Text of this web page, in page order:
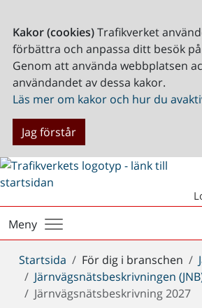
Kakor (cookies)Trafikverket
förbättra och anpassa ditt besök
Genom att använda webbplatsen
användandet av dessa kakor.
Läs mer om kakor och hur du
Jag förstår
Meny
Du
är
här:
Startsida För dig i branschen
Järnvägsnätsbeskrivningen
Järnvägsnätsbeskrivning 2027